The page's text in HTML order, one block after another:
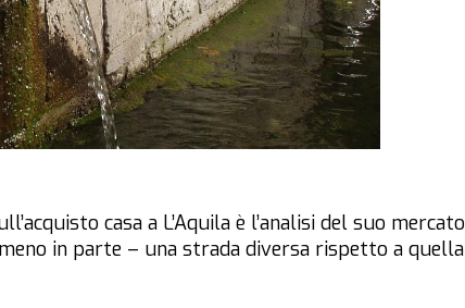
casa a L’Aquila è l’analisi del suo mercato
in parte – una strada diversa rispetto a quella